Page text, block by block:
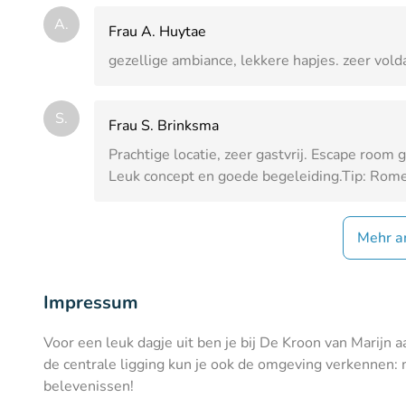
A.
Frau A. Huytae
gezellige ambiance, lekkere hapjes. zeer
S.
Frau S. Brinksma
Prachtige locatie, zeer gastvrij. Escape room
Leuk concept en goede begeleiding.Tip:
Mehr
Impressum
Voor een leuk dagje uit ben je bij De Kroon van Marijn
de centrale ligging kun je ook de omgeving
belevenissen!